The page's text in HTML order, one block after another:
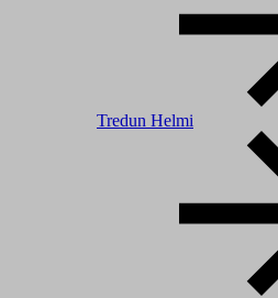
Tredun Helmi